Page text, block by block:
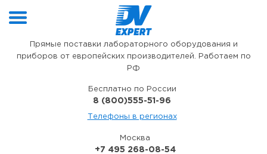
Прямые поставки лабораторного оборудования и
приборов от европейских производителей. Работаем по
РФ
Бесплатно по России
8 (800)555-51-96
Телефоны в регионах
Москва
+7 495 268-08-54